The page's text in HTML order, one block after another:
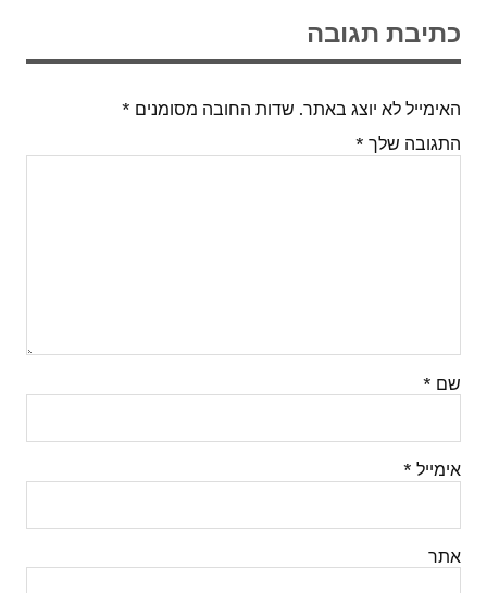
כתיבת תגובה
האימייל לא יוצג באתר. שדות החובה מסומנים *
התגובה שלך *
שם *
אימייל *
אתר